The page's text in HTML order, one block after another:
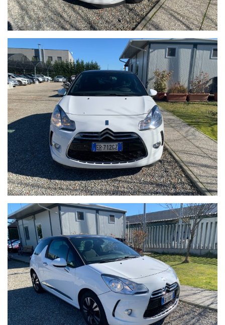
FINANZIAMENTI PERSONALIZZABILI CON TASSI AGEVOLATI E
PACCHETTI ASSICURATIVI INLCUSI.
Il prezzo indicato del veicolo non include i seguenti costi, che
restano a carico dell’acquirente:
•Tagliando di manutenzione ordinaria (se necessario)
•Revisione ministeriale (se in scadenza)
•Eventuali interventi o ripristini meccanici ed estetici non
specificamente indicati nell’annuncio
•Passaggio di proprieta
Il veicolo viene venduto nello stato in cui si trova, con
possibilità di visione e prova su appuntamento.
Si consiglia di verificare la disponibilità effettiva della vettura
previo invio mail oppure contattando i numeri di telefono
segnalati sull’annuncio.
Auto Italia si scusa per eventuali imprecisioni dovessero
verificarsi nelle descrizioni dei veicoli offerti, che non
rappresentano pertanto impegno contrattuale. Per poter
offrire il massimo servizio è gradito un contatto telefonico per
ottenere conferma su dotazioni e disponibilità